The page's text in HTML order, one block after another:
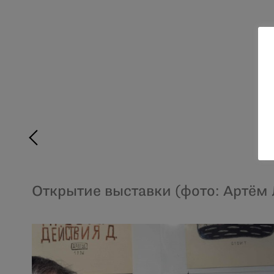
Открытие выставки (фото: Артём